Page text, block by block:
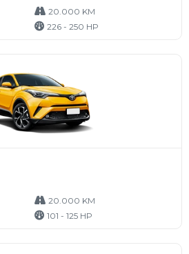
20.000 KM
226 - 250 HP
20.000 KM
101 - 125 HP